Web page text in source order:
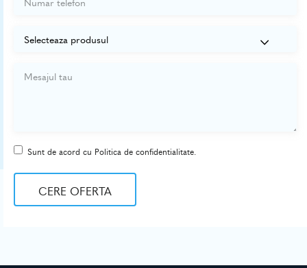
Sunt de acord cu Politica de confidentialitate.
CERE OFERTA